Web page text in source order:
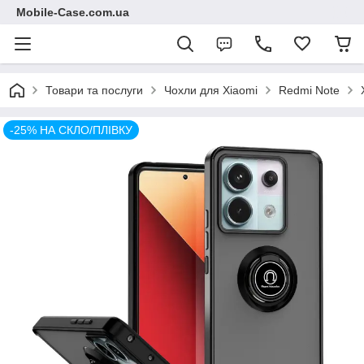
Mobile-Case.com.ua
Товари та послуги Чохли для Xiaomi Redmi Note
-25% НА СКЛО/ПЛІВКУ